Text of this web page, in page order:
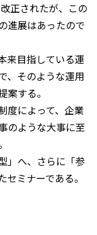
正されたが、この
進展はあったので
来目指している運
、そのような運用
する。
度によって、企業
のような大事に至
」へ、さらに「参
ミナーである。